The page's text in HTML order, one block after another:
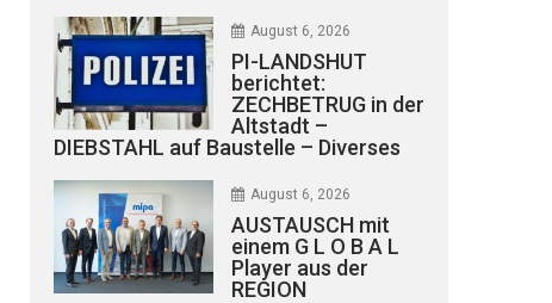
August 6, 2026
PI-LANDSHUT
berichtet:
ZECHBETRUG in der
Altstadt –
DIEBSTAHL auf Baustelle – Diverses
August 6, 2026
AUSTAUSCH mit
einem G L O B A L
Player aus der
REGION